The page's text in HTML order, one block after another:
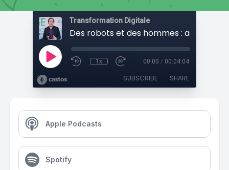
Transformation Digitale
1x 00:00 / 00:04:04
SUBSCRIBE SHARE
Apple Podcasts
Spotify